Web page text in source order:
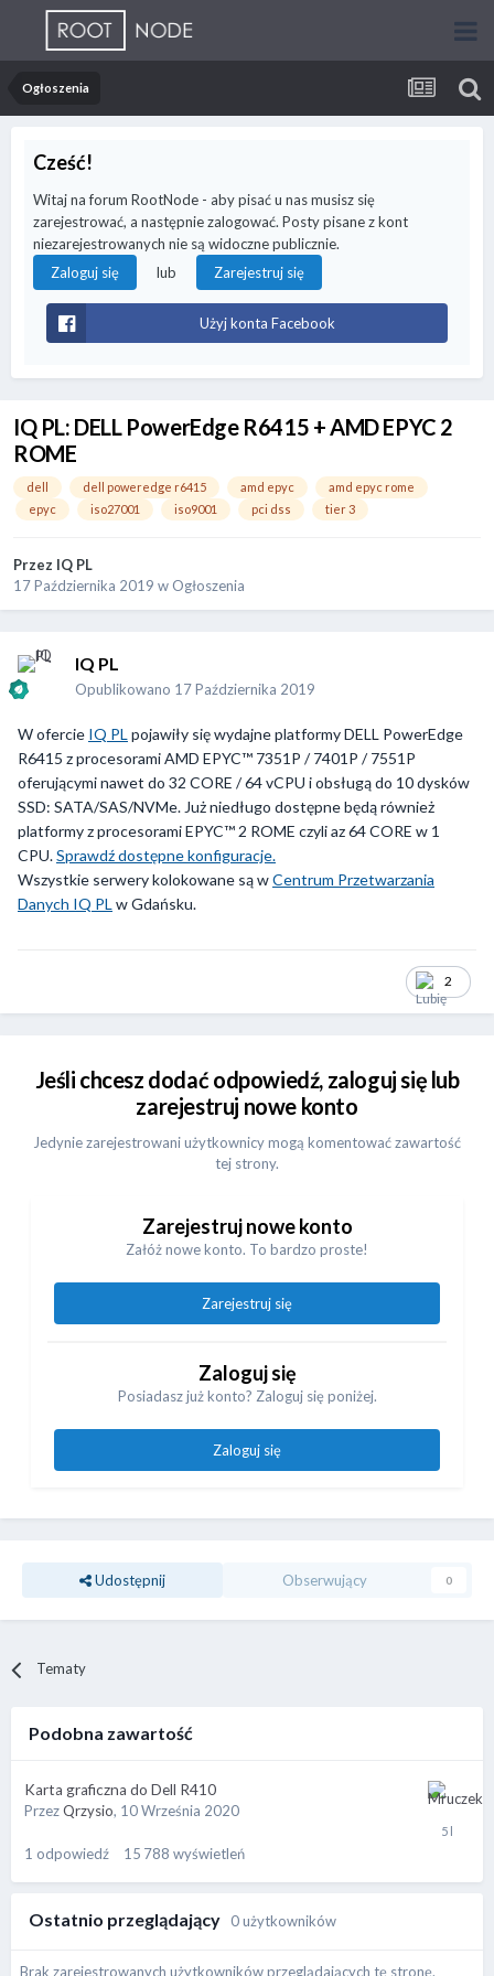
Ogłoszenia
Cześć!
Witaj na forum RootNode - aby pisać u nas musisz się
zarejestrować, a następnie zalogować. Posty pisane z kont
niezarejestrowanych nie są widoczne publicznie.
Zaloguj się
lub Zarejestruj się
Użyj konta Facebook
IQ PL: DELL PowerEdge R6415 + AMD EPYC 2
ROME
dell dell poweredge r6415 amd epyc
amd epyc rome
epyc
iso27001 iso9001 pci dss tier 3
Przez IQ PL
17 Października 2019 w Ogłoszenia
IQ PL
Opublikowano 17 Października 2019
W ofercie IQ PL pojawiły się wydajne platformy DELL PowerEdge
R6415 z procesorami AMD EPYC™ 7351P / 7401P / 7551P
oferującymi nawet do 32 CORE / 64 vCPU i obsługą do 10 dysków
SSD: SATA/SAS/NVMe. Już niedługo dostępne będą również
platformy z procesorami EPYC™ 2 ROME czyli az 64 CORE w 1
CPU.Sprawdź dostępne konfiguracje.
Wszystkie serwery kolokowane są wCentrum Przetwarzania
Danych IQ PL w Gdańsku.
2
Jeśli chcesz dodać odpowiedź, zaloguj się lub
zarejestruj nowe konto
Jedynie zarejestrowani użytkownicy mogą komentować zawartość
tej strony.
Zarejestruj nowe konto
Załóż nowe konto. To bardzo proste!
Zarejestruj się
Zaloguj się
Posiadasz już konto? Zaloguj się poniżej.
Zaloguj się
Udostępnij Obserwujący 0
Tematy
Podobna zawartość
Karta graficzna do Dell R410
PrzezQrzysio, 10 Września 2020
1 odpowiedź 15 788 wyświetleń
Ostatnio przeglądający 0 użytkowników
Brak zarejestrowanych użytkowników przeglądających tę stronę.